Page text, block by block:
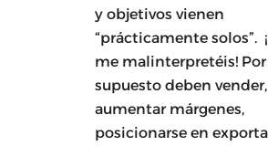
y objetivos vienen
“prácticamente solos”.
me malinterpretéis! Por
supuesto deben vender,
aumentar márgenes,
posicionarse en